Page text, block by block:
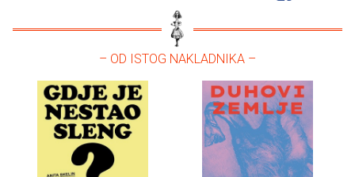
– OD ISTOG NAKLADNIKA –